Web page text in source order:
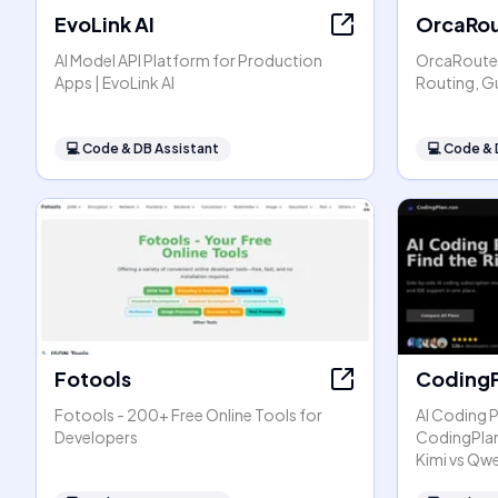
EvoLink AI
AI Model API Platform for Production
Apps | EvoLink AI
💻Code & DB Assistant
Routing,
💻Code &
Fotools
Fotools - 200+ Free Online Tools for
Developers
AI Coding
Kimi vs